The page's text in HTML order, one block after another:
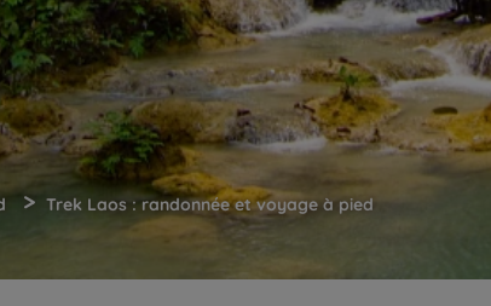
> Trek Laos : randonnée et voyage à pied